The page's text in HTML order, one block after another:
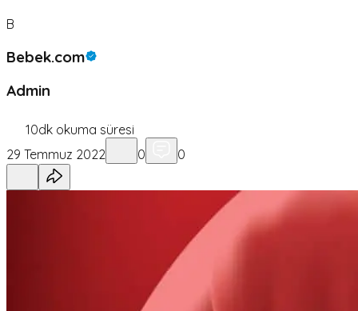
B
Bebek.com
Admin
10dk okuma süresi
29 Temmuz 2022
0 0